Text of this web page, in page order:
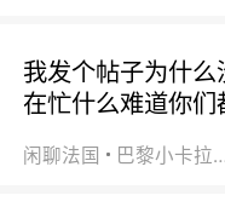
我发个帖子为什
在忙什么难道你们
闲聊法国 巴黎小